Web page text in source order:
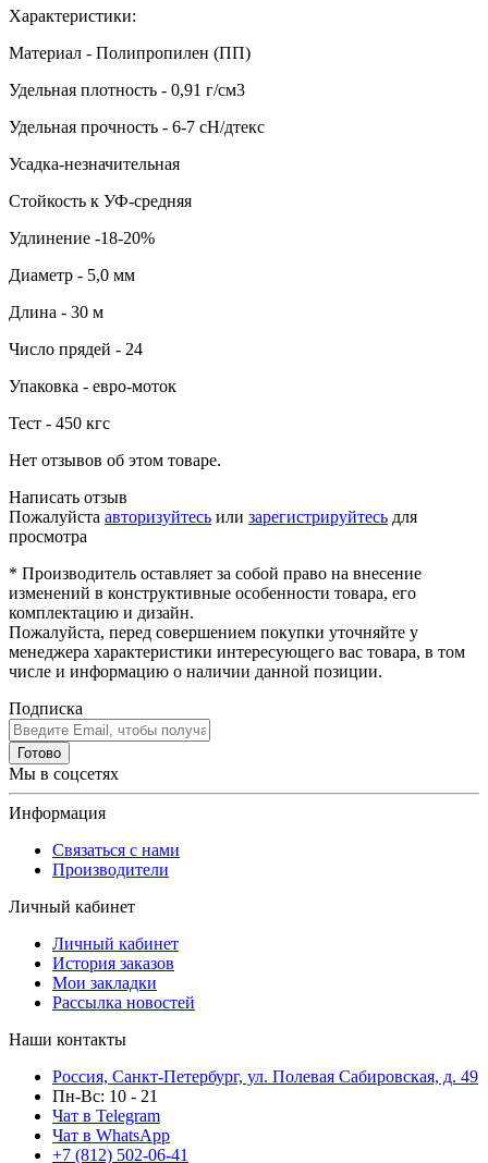
Характеристики:
Материал - Полипропилен (ПП)
Удельная плотность - 0,91 г/см3
Удельная прочность - 6-7 cН/дтекс
Усадка-незначительная
Стойкость к УФ-средняя
Удлинение -18-20%
Диаметр - 5,0 мм
Длина - 30 м
Число прядей - 24
Упаковка - евро-моток
Тест - 450 кгс
Нет отзывов об этом товаре.
Написать отзыв
Пожалуйста авторизуйтесь или зарегистрируйтесь для
просмотра
* Производитель оставляет за собой право на внесение
изменений в конструктивные особенности товара, его
комплектацию и дизайн.
Пожалуйста, перед совершением покупки уточняйте у
менеджера характеристики интересующего вас товара, в том
числе и информацию о наличии данной позиции.
Подписка
Готово
Мы в соцсетях
Информация
Связаться с нами
Производители
Личный кабинет
Личный кабинет
История заказов
Мои закладки
Рассылка новостей
Наши контакты
Россия, Санкт-Петербург, ул. Полевая Сабировская, д. 49
Пн-Вс: 10 - 21
Чат в Telegram
Чат в WhatsApp
+7 (812) 502-06-41